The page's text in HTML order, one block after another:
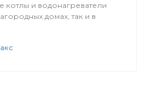
котлы и водонагреватели
домах, так и в